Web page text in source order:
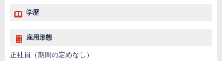
学歴
雇用形態
正社員（期間の定めなし）